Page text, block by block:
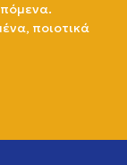
ποιοτικά